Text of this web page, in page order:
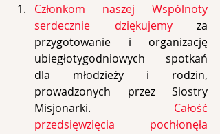
Członkom naszej Wspólnoty
serdecznie dziękujemy za
przygotowanie i organizację
ubiegłotygodniowych spotkań
dla młodzieży i rodzin,
prowadzonych przez Siostry
Misjonarki. Całość
przedsięwzięcia pochłonęła